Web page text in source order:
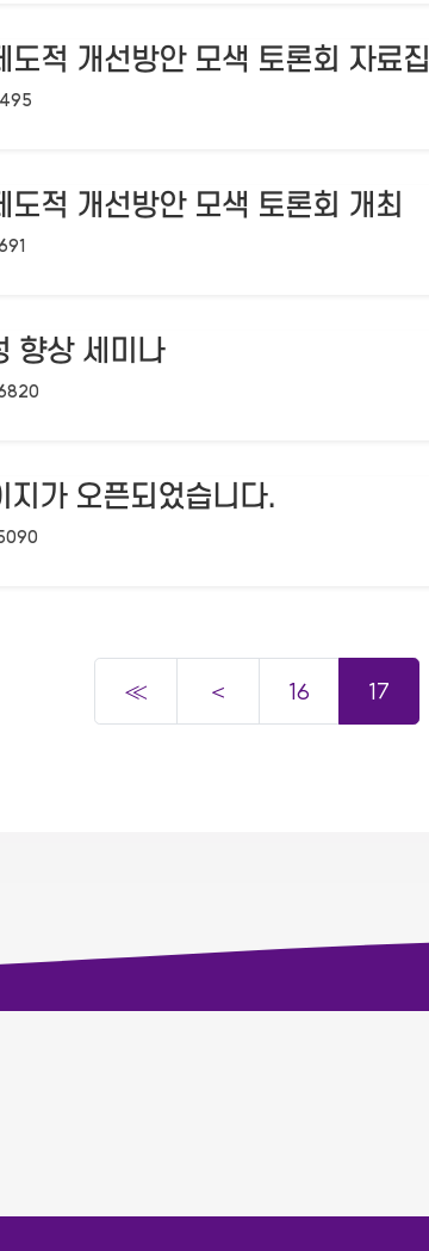
적 개선방안 모색 토론회 자료집
수:
적 개선방안 모색 토론회 개최
수:
향상 세미나
회수:
지가 오픈되었습니다.
회수:
≪ ＜ 16 17